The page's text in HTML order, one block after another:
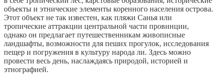
объекты и этнические элементы коренного населения острова.
Этот объект не так известен, как пляжи Санья или
тропические аттракции центральной части провинции,
однако он предлагает путешественникам живописные
ландшафты, возможности для пеших прогулок, исследования
пещер и погружения в культуру народа ли. Здесь можно
провести весь день, наслаждаясь природой, историей и
этнографией.